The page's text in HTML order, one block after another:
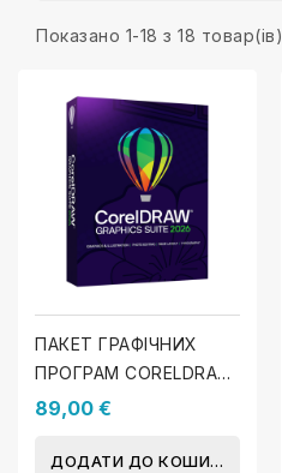
Показано 1-18 з 18 товар(ів)
ПАКЕТ ГРАФІЧНИХ
ПРОГРАМ CORELDRAW
2026
89,00 €
ДОДАТИ ДО КОШИКА